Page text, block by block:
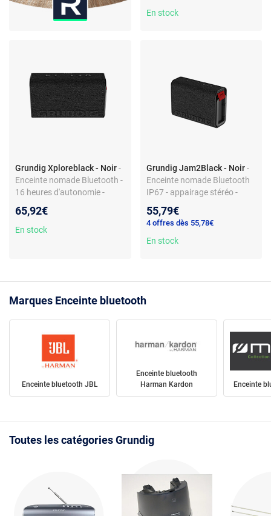
En stock
Grundig Xploreblack - Noir-
Enceinte nomade Bluetooth -
16 heures d'autonomie -
SOS - Étanche IP67
65,92€
En stock
Grundig Jam2Black - Noir -
Enceinte nomade Bluetooth
IP67 - appairage stéréo -
entrée auxiliaire - plastique
recyclé - mousqueton
magnétique
55,79€
4 offres dès 55,78€
En stock
Marques Enceinte bluetooth
Enceinte bluetooth JBL
Enceinte bluetooth
Harman Kardon
Enceinte
Toutes les catégories Grundig